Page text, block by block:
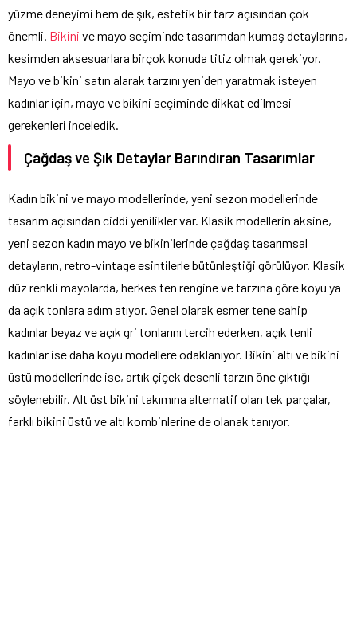
yüzme deneyimi hem de şık, estetik bir tarz açısından çok
önemli. Bikini ve mayo seçiminde tasarımdan kumaş detaylarına,
kesimden aksesuarlara birçok konuda titiz olmak gerekiyor.
Mayo ve bikini satın alarak tarzını yeniden yaratmak isteyen
kadınlar için, mayo ve bikini seçiminde dikkat edilmesi
gerekenleri inceledik.
Çağdaş ve Şık Detaylar Barındıran Tasarımlar
Kadın bikini ve mayo modellerinde, yeni sezon modellerinde
tasarım açısından ciddi yenilikler var. Klasik modellerin aksine,
yeni sezon kadın mayo ve bikinilerinde çağdaş tasarımsal
detayların, retro-vintage esintilerle bütünleştiği görülüyor. Klasik
düz renkli mayolarda, herkes ten rengine ve tarzına göre koyu ya
da açık tonlara adım atıyor. Genel olarak esmer tene sahip
kadınlar beyaz ve açık gri tonlarını tercih ederken, açık tenli
kadınlar ise daha koyu modellere odaklanıyor. Bikini altı ve bikini
üstü modellerinde ise, artık çiçek desenli tarzın öne çıktığı
söylenebilir. Alt üst bikini takımına alternatif olan tek parçalar,
farklı bikini üstü ve altı kombinlerine de olanak tanıyor.